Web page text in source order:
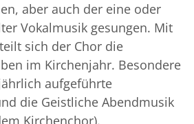
aber auch der eine oder
Vokalmusik gesungen. Mit
sich der Chor die
im Kirchenjahr. Besondere
aufgeführte
die Geistliche Abendmusik
Kirchenchor).